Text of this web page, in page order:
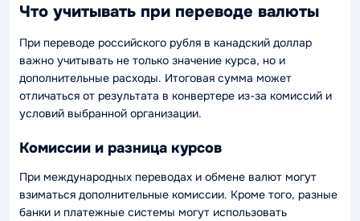
Что учитывать при переводе валюты
При переводе российского рубля в канадский доллар
важно учитывать не только значение курса, но и
дополнительные расходы. Итоговая сумма может
отличаться от результата в конвертере из-за комиссий и
условий выбранной организации.
Комиссии и разница курсов
При международных переводах и обмене валют могут
взиматься дополнительные комиссии. Кроме того, разные
банки и платежные системы могут использовать